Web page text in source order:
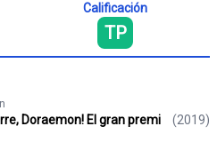
Calificación
TP
Doraemon! El gran premi
(2019)